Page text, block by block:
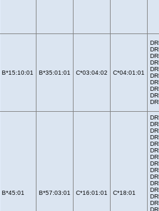
B*15:10:01 B*35:01:01 C*03:04:02 C*04:01:01
B*45:01 B*57:03:01 C*16:01:01 C*18:01